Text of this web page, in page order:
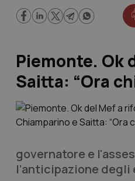
Piemonte. Ok
Saitta: “Ora
governatore e
l’anticipazione